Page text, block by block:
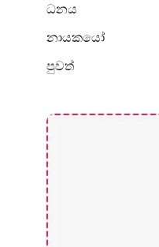
ධනය
නායකයෝ
පුවත්